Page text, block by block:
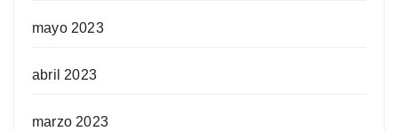
mayo 2023
abril 2023
marzo 2023